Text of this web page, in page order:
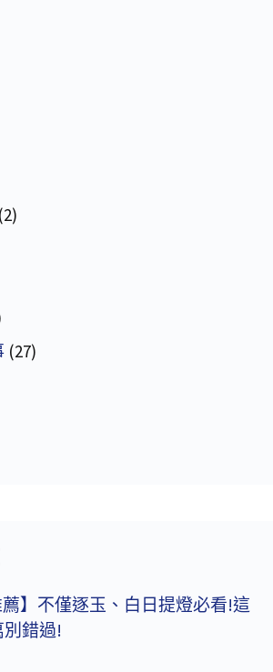
(2)
(27)
薦】不僅逐玉、白日提燈必看!這
錯過!